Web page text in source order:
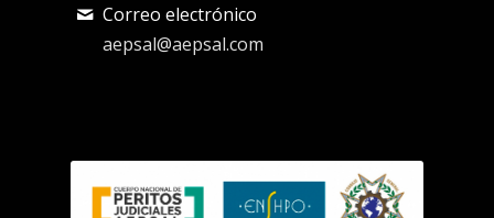
Correo electrónico
aepsal@aepsal.com